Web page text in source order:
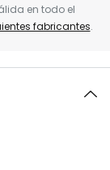
en todo el
fabricantes.